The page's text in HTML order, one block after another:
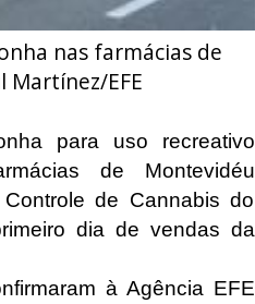
nas farmácias de
Martínez/EFE
para uso recreativo
de Montevidéu
de Cannabis do
dia de vendas da
à Agência EFE